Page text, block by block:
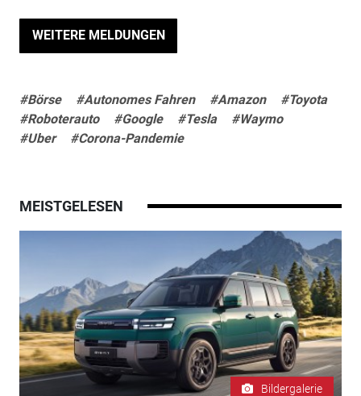
WEITERE MELDUNGEN
#Börse #Autonomes Fahren #Amazon
#Toyota
#Roboterauto
#Google #Tesla
#Waymo
#Uber
#Corona-Pandemie
MEISTGELESEN
Bildergalerie